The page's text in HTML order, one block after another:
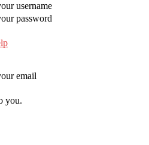
username
password
email
you.